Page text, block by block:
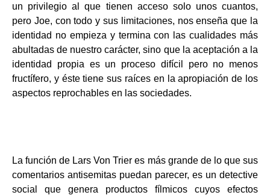
un privilegio al que tienen acceso solo unos cuantos,
pero Joe, con todo y sus limitaciones, nos enseña que la
identidad no empieza y termina con las cualidades más
abultadas de nuestro carácter, sino que la aceptación a la
identidad propia es un proceso difícil pero no menos
fructífero, y éste tiene sus raíces en la apropiación de los
aspectos reprochables en las sociedades.
La función de Lars Von Trier es más grande de lo que sus
comentarios antisemitas puedan parecer, es un detective
social que genera productos fílmicos cuyos efectos